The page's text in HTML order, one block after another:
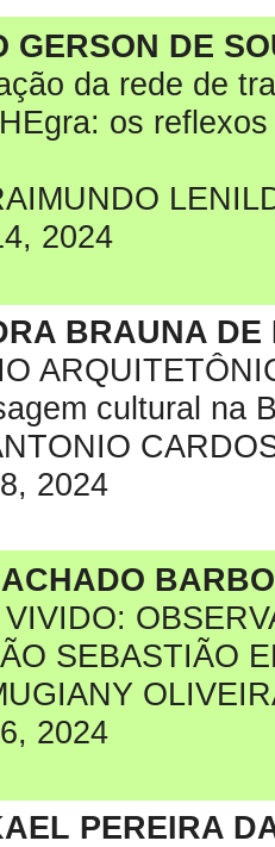
GERSON DE
da rede de
os
2024
BRAUNA DE
cultural na
2024
SEBASTIÃO
2024
PEREIRA